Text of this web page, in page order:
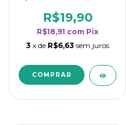
rendimento da
categoria - Flor de
Laranjeira
R$19,90
R$18,91 com Pix
3 x de R$6,63 sem juros